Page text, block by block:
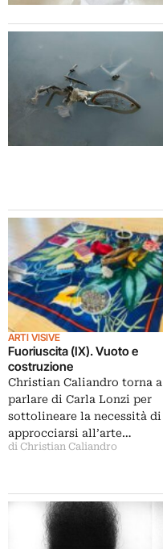
ARTI VISIVE
Fuoriuscita (IX). Vuoto e
costruzione
Christian Caliandro torna a
parlare di Carla Lonzi per
sottolineare la necessità di
approcciarsi all’arte…
di Christian Caliandro